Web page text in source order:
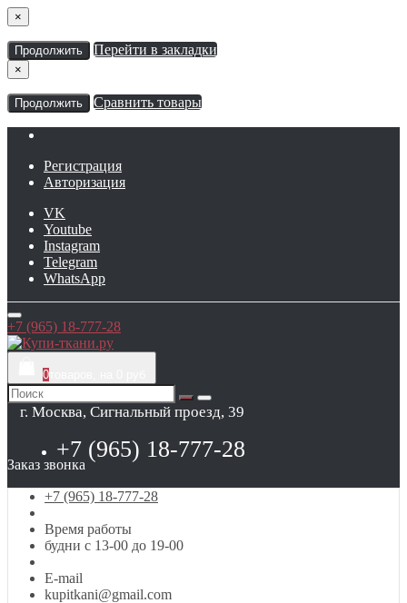
×
Продолжить Перейти в закладки
×
Продолжить Сравнить товары
Регистрация
Авторизация
VK
Youtube
Instagram
Telegram
WhatsApp
+7 (965) 18-777-28
0
г. Москва, Сигнальный проезд, 39
+7 (965) 18-777-28
Заказ звонка
+7 (965) 18-777-28
Время работы
будни с 13-00 до 19-00
E-mail
kupitkani@gmail.com